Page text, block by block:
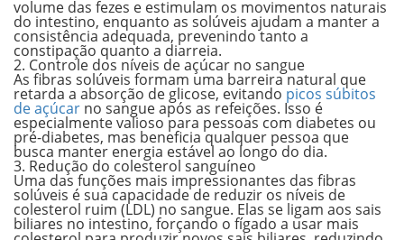
volume das fezes e estimulam os movimentos naturais
do intestino, enquanto as solúveis ajudam a manter a
consistência adequada, prevenindo tanto a
constipação quanto a diarreia.
2. Controle dos níveis de açúcar no sangue
As fibras solúveis formam uma barreira natural que
retarda a absorção de glicose, evitando picos súbitos
de açúcar no sangue após as refeições. Isso é
especialmente valioso para pessoas com diabetes ou
pré-diabetes, mas beneficia qualquer pessoa que
busca manter energia estável ao longo do dia.
3. Redução do colesterol sanguíneo
Uma das funções mais impressionantes das fibras
solúveis é sua capacidade de reduzir os níveis de
colesterol ruim (LDL) no sangue. Elas se ligam aos sais
biliares no intestino, forçando o fígado a usar mais